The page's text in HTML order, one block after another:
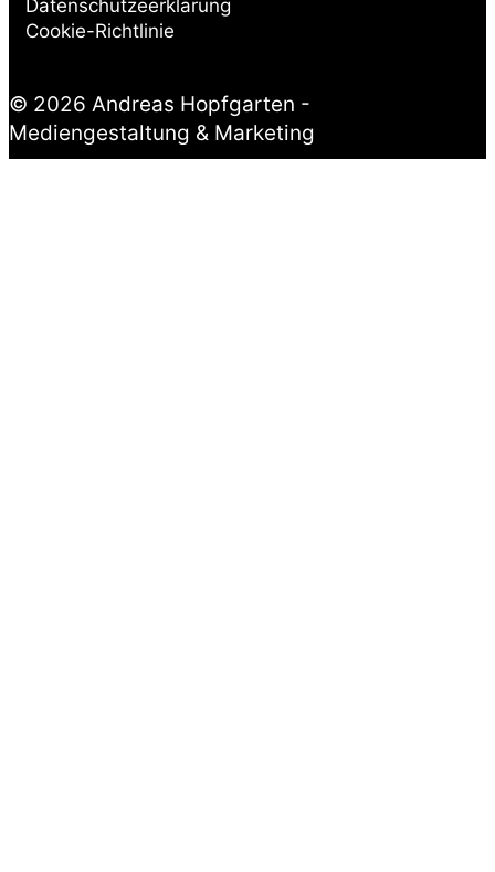
Datenschutzeerklärung
Cookie-Richtlinie
© 2026 Andreas Hopfgarten -
Mediengestaltung & Marketing